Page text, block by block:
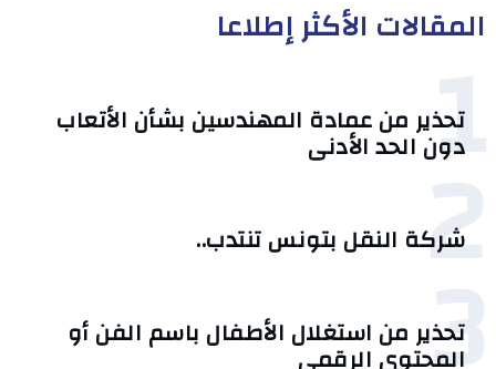
المقالات الأكثر إطلاعا
1
تحذير من عمادة المهندسين بشأن الأتعاب
دون الحد الأدنى
2
شركة النقل بتونس تنتدب..
تحذير من استغلال الأطفال باسم الفن أو
المحتوى الرقمي